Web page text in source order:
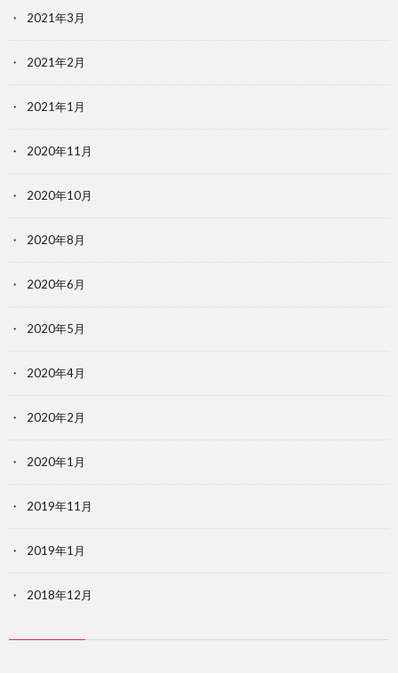
2021年3月
2021年2月
2021年1月
2020年11月
2020年10月
2020年8月
2020年6月
2020年5月
2020年4月
2020年2月
2020年1月
2019年11月
2019年1月
2018年12月